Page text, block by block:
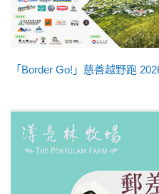
「Border Go!」慈善越野跑